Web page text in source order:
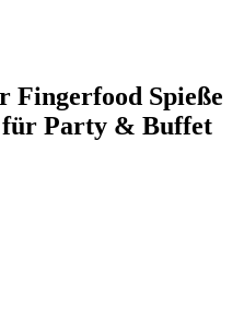
Fingerfood Spieße
für Party & Buffet